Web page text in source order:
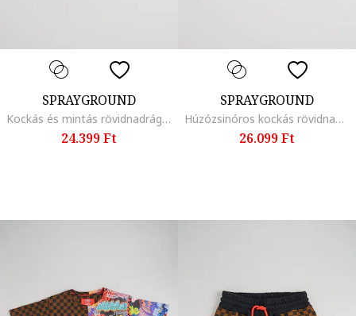
SPRAYGROUND
Kockás és mintás rövidnadrág, Barna/Többszínű
24.399 Ft
SPRAYGROUND
Húzózsinóros kockás rövidnadrág, Csontszín/Fekete/Barna
26.099 Ft